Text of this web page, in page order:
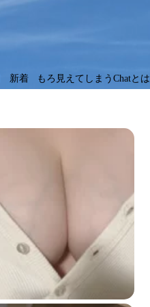
新着 もろ見えてしまうChatとは